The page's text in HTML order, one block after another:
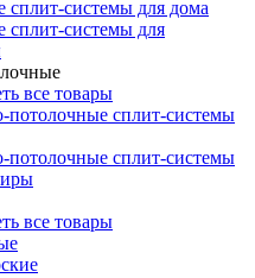
сплит-системы для дома
сплит-системы для
все товары
потолочные сплит-системы
потолочные сплит-системы
все товары